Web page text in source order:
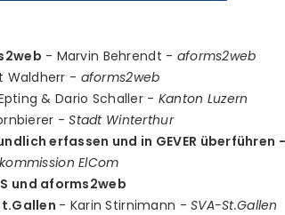
- Marvin Behrendt - aforms2web
Waldherr - aforms2web
& Dario Schaller - Kanton Luzern
-Stadt Winterthur
erfassen und in GEVER
ElCom
und aforms2web
- Karin Stirnimann -SVA-St.Gallen